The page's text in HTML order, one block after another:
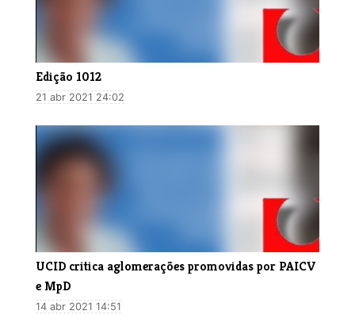
Edição 1012
21 abr 2021 24:02
UCID critica aglomerações promovidas por PAICV
e MpD
14 abr 2021 14:51